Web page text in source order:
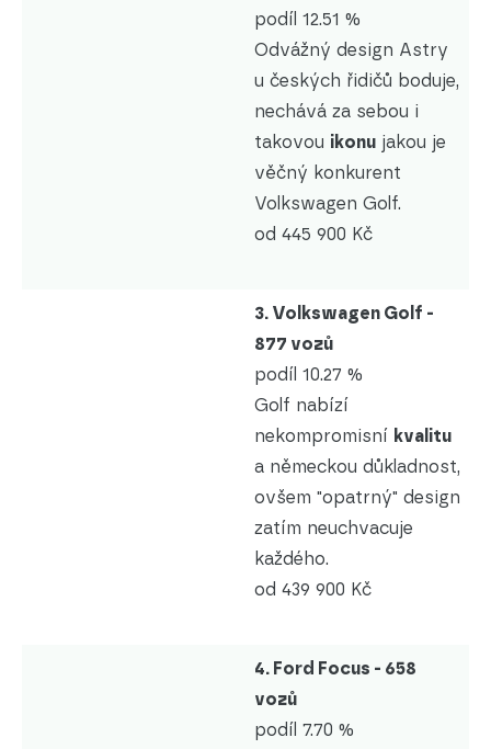
podíl 12.51 %
Odvážný design Astry
u českých řidičů boduje,
nechává za sebou i
takovou ikonu jakou je
věčný konkurent
Volkswagen Golf.
od 445 900 Kč
3. Volkswagen Golf -
877 vozů
podíl 10.27 %
Golf nabízí
nekompromisní kvalitu
a německou důkladnost,
ovšem "opatrný" design
zatím neuchvacuje
každého.
od 439 900 Kč
4. Ford Focus - 658
vozů
podíl 7.70 %